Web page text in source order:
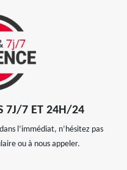
7J/7 ET 24H/24
l’immédiat, n’hésitez pas
ou à nous appeler.